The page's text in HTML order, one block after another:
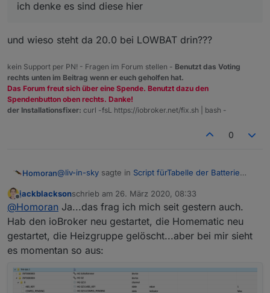
ich denke es sind diese hier
und wieso steht da 20.0 bei LOWBAT drin???
kein Support per PN! - Fragen im Forum stellen - Benutzt das Voting
rechts unten im Beitrag wenn er euch geholfen hat.
Das Forum freut sich über eine Spende. Benutzt dazu den
Spendenbutton oben rechts. Danke!
der Installationsfixer: curl -fsL https://iobroker.net/fix.sh | bash -
0
Homoran@liv-in-sky sagte in Script fürTabelle der Batterie
ich denke es sind diese hier
und wieso steht da 20.0 bei LOWBAT drin???
Offline
jackblacksonschrieb am 26. März 2020, 08:33
zuletzt editiert von
@Homoran Ja...das frag ich mich seit gestern auch.
Hab den ioBroker neu gestartet, die Homematic neu
gestartet, die Heizgruppe gelöscht...aber bei mir sieht
es momentan so aus: